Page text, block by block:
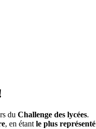
du Challenge des lycées.
, en étantle plus représenté